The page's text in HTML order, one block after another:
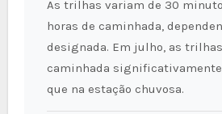
As trilhas variam de 30 minutos a mais de 4
horas de caminhada,
designada. Em julho, as
caminhada
que na estação chuvosa.